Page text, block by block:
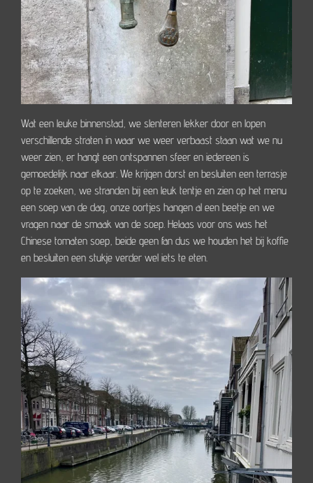
Wat een leuke binnenstad, we slenteren lekker door en lopen
verschillende straten in waar we weer verbaast staan wat we nu
weer zien, er hangt een ontspannen sfeer en iedereen is
gemoedelijk naar elkaar. We krijgen dorst en besluiten een terrasje
op te zoeken, we stranden bij een leuk tentje en zien op het menu
een soep van de dag, onze oortjes hangen al een beetje en we
vragen naar de smaak van de soep. Helaas voor ons was het
Chinese tomaten soep, beide geen fan dus we houden het bij koffie
en besluiten een stukje verder wel iets te eten.